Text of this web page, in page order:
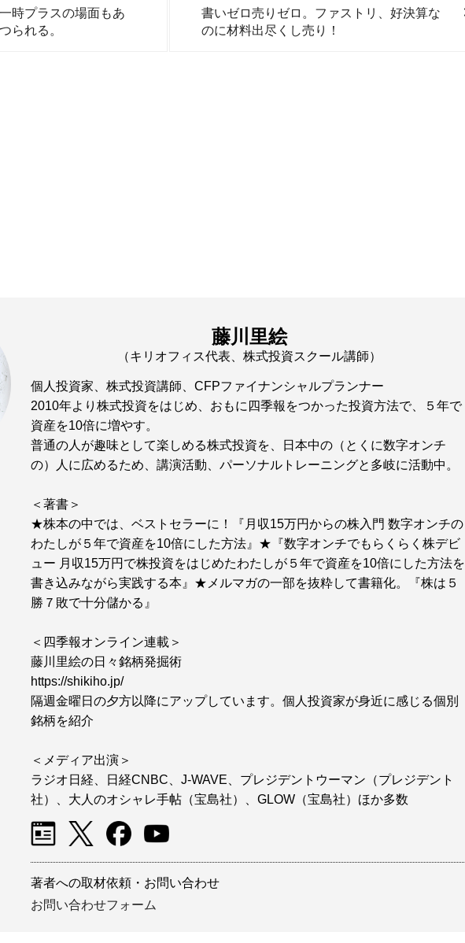
時プラスの場面もあ
られる。
書いゼロ売りゼロ。ファストリ、好決算な
のに材料出尽くし売り！
藤川里絵
（キリオフィス代表、株式投資スクール講師）
個人投資家、株式投資講師、CFPファイナンシャルプランナー
2010年より株式投資をはじめ、おもに四季報をつかった投資方法で、５年で
資産を10倍に増やす。
普通の人が趣味として楽しめる株式投資を、日本中の（とくに数字オンチ
の）人に広めるため、講演活動、パーソナルトレーニングと多岐に活動中。
＜著書＞
★株本の中では、ベストセラーに！『月収15万円からの株入門 数字オンチの
わたしが５年で資産を10倍にした方法』★『数字オンチでもらくらく株デビ
ュー 月収15万円で株投資をはじめたわたしが５年で資産を10倍にした方法を
書き込みながら実践する本』★メルマガの一部を抜粋して書籍化。『株は５
勝７敗で十分儲かる』
＜四季報オンライン連載＞
藤川里絵の日々銘柄発掘術
https://shikiho.jp/
隔週金曜日の夕方以降にアップしています。個人投資家が身近に感じる個別
銘柄を紹介
＜メディア出演＞
ラジオ日経、日経CNBC、J-WAVE、プレジデントウーマン（プレジデント
社）、大人のオシャレ手帖（宝島社）、GLOW（宝島社）ほか多数
著者への取材依頼・お問い合わせ
お問い合わせフォーム